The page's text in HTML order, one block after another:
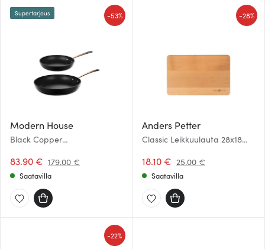
Modern House
Black Copper
83.90 € 179.00 €
-53%
Supertarjous
Saatavilla
Anders Petter
Classic Leikkuulauta 28x18
18.10 € 25.00 €
-28%
Saatavilla
-22%